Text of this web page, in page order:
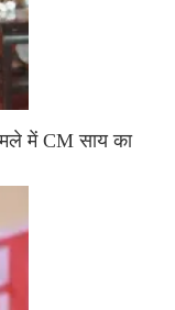
में CM साय का